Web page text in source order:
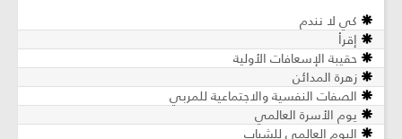
كي لا نندم
إقرأ
حقيبة الإسعافات الأولية
زهرة المدائن
الصفات النفسية والاجتماعية للمربي
يوم الأسرة العالمي
اليوم العالمي للشباب